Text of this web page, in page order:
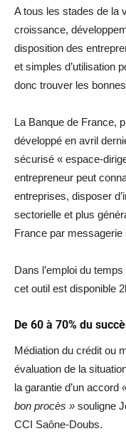
A tous les stades de la
croissance,
disposition des
et simples d’utilisation
donc trouver les
La Banque de France,
développé en avril
sécurisé « espace-
entrepreneur peut
entreprises, disposer
sectorielle et plus
France par messagerie
Dans l’emploi du
cet outil est disponible
De 60 à 70% du
Médiation du crédit ou
évaluation de la
la garantie d’un accord
bon procès » souligne
CCI Saône-Doubs.